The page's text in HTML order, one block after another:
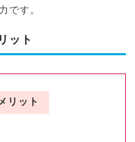
です。
ット
リット